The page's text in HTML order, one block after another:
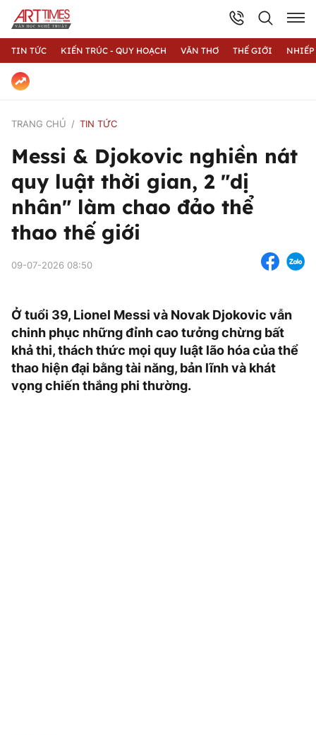
TIN TỨC KIẾN TRÚC - QUY HOẠCH VĂN THƠ THẾ GIỚI
TRANG CHỦ TIN TỨC
Messi & Djokovic nghiền nát
quy luật thời gian, 2 "dị
nhân" làm chao đảo thể
thao thế giới
09-07-2026 08:50
Ở tuổi 39, Lionel Messi và Novak Djokovic vẫn
chinh phục những đỉnh cao tưởng chừng bất
khả thi, thách thức mọi quy luật lão hóa của thể
thao hiện đại bằng tài năng, bản lĩnh và khát
vọng chiến thắng phi thường.